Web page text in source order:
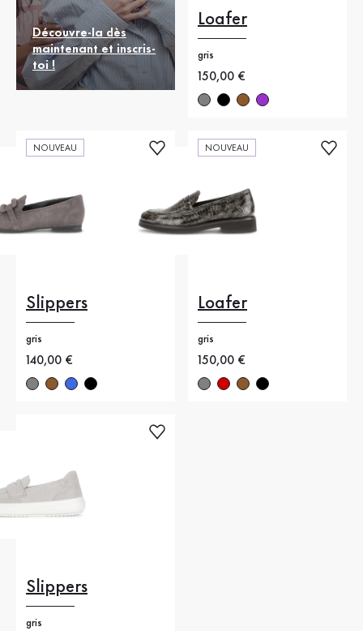
Découvre-la dès
maintenant et inscris-
toi !
Loafer
gris
Nouveau prix
150,00 €
NOUVEAU
Slippers
gris
Nouveau prix
140,00 €
NOUVEAU
Loafer
gris
Nouveau prix
150,00 €
Slippers
gris